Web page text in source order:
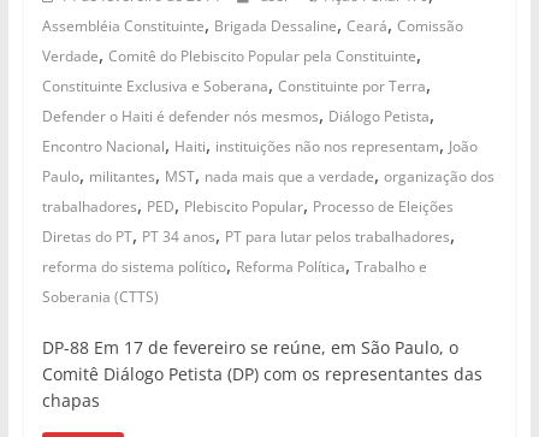
Assembléia Constituinte, Brigada Dessaline, Ceará, Comissão
Verdade, Comitê do Plebiscito Popular pela Constituinte,
Constituinte Exclusiva e Soberana, Constituinte por Terra,
Defender o Haiti é defender nós mesmos, Diálogo Petista,
Encontro Nacional, Haiti, instituições não nos representam, João
Paulo, militantes, MST, nada mais que a verdade, organização dos
trabalhadores, PED, Plebiscito Popular, Processo de Eleições
Diretas do PT, PT 34 anos, PT para lutar pelos trabalhadores,
reforma do sistema político, Reforma Política, Trabalho e
Soberania (CTTS)
DP-88 Em 17 de fevereiro se reúne, em São Paulo, o
Comitê Diálogo Petista (DP) com os representantes das
chapas